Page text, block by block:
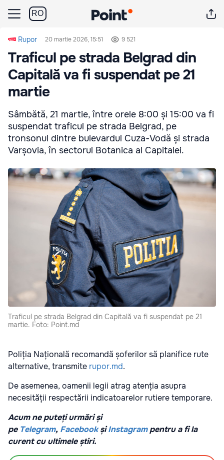
RO
Rupor 20 martie 2026, 15:51 9 521
Traficul pe strada Belgrad din
Capitală va fi suspendat pe 21
martie
Sâmbătă, 21 martie, între orele 8:00 și 15:00 va fi
suspendat traficul pe strada Belgrad, pe
tronsonul dintre bulevardul Cuza-Vodă și strada
Varșovia, în sectorul Botanica al Capitalei.
Traficul pe strada Belgrad din Capitală va fi suspendat pe 21
martie. Foto: Point.md
Poliția Națională recomandă șoferilor să planifice rute
alternative, transmite rupor.md.
De asemenea, oamenii legii atrag atenția asupra
necesității respectării indicatoarelor rutiere temporare.
Acum ne puteți urmări și
pe Telegram, Facebook șiInstagrampentru a fi la
curent cu ultimele știri.